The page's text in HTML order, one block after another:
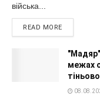
війська...
READ MORE
межах